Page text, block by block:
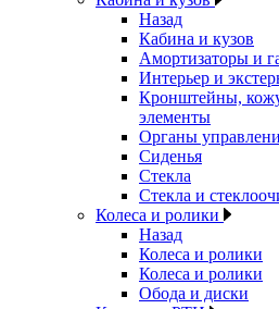
Назад
Кабина и кузов
Амортизаторы и
Интерьер и
Кронштейны,
элементы
Органы
Сиденья
Стекла
Стекла и
Колеса и ролики
Назад
Колеса и ролики
Колеса и ролики
Обода и диски